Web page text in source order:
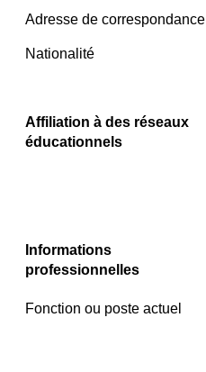
Adresse de correspondance
Nationalité
Affiliation à des réseaux
éducationnels
Informations
professionnelles
Fonction ou poste actuel